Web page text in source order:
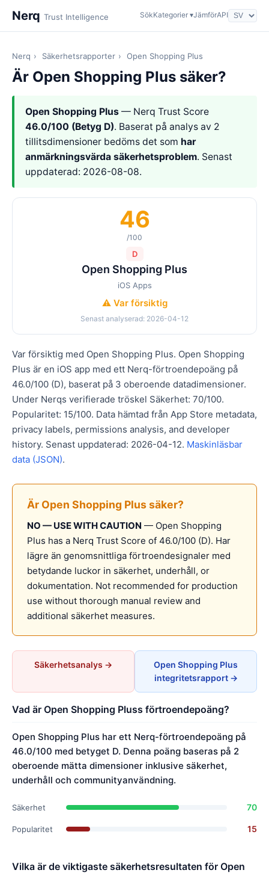
Nerq Trust Intelligence SökKategorier ▾JämförAPI
Nerq › Säkerhetsrapporter › Open Shopping Plus
Är Open Shopping Plus säker?
Open Shopping Plus — Nerq Trust Score
46.0/100 (Betyg D). Baserat på analys av 2
tillitsdimensioner bedöms det som har
anmärkningsvärda säkerhetsproblem. Senast
uppdaterad: 2026-08-08.
46
/100
D
Open Shopping Plus
iOS Apps
⚠️ Var försiktig
Senast analyserad: 2026-04-12
Var försiktig med Open Shopping Plus. Open Shopping
Plus är en iOS app med ett Nerq-förtroendepoäng på
46.0/100 (D), baserat på 3 oberoende datadimensioner.
Under Nerqs verifierade tröskel Säkerhet: 70/100.
Popularitet: 15/100. Data hämtad från App Store metadata,
privacy labels, permissions analysis, and developer
history. Senast uppdaterad: 2026-04-12. Maskinläsbar
data (JSON).
Är Open Shopping Plus säker?
NO — USE WITH CAUTION — Open Shopping
Plus has a Nerq Trust Score of 46.0/100 (D). Har
lägre än genomsnittliga förtroendesignaler med
betydande luckor in säkerhet, underhåll, or
dokumentation. Not recommended for production
use without thorough manual review and
additional säkerhet measures.
Säkerhetsanalys →
Open Shopping Plus
integritetsrapport →
Vad är Open Shopping Pluss förtroendepoäng?
Open Shopping Plus har ett Nerq-förtroendepoäng på
46.0/100 med betyget D. Denna poäng baseras på 2
oberoende mätta dimensioner inklusive säkerhet,
underhåll och communityanvändning.
Säkerhet 70
Popularitet 15
Vilka är de viktigaste säkerhetsresultaten för Open